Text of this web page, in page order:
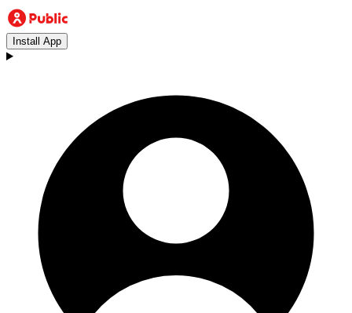
Install App